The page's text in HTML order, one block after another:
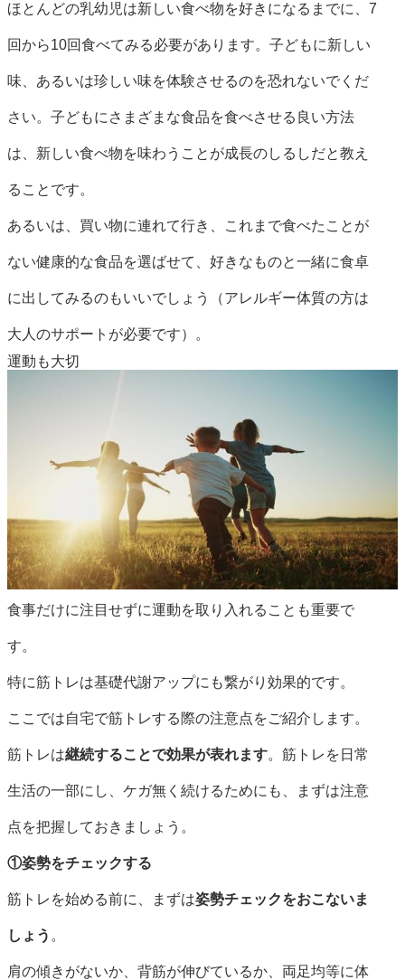
ほとんどの乳幼児は新しい食べ物を好きになるまでに、7
回から10回食べてみる必要があります。子どもに新しい
味、あるいは珍しい味を体験させるのを恐れないでくだ
さい。子どもにさまざまな食品を食べさせる良い方法
は、新しい食べ物を味わうことが成長のしるしだと教え
ることです。
あるいは、買い物に連れて行き、これまで食べたことが
ない健康的な食品を選ばせて、好きなものと一緒に食卓
に出してみるのもいいでしょう（アレルギー体質の方は
大人のサポートが必要です）。
運動も大切
食事だけに注目せずに運動を取り入れることも重要で
す。
特に筋トレは基礎代謝アップにも繋がり効果的です。
ここでは自宅で筋トレする際の注意点をご紹介します。
筋トレは継続することで効果が表れます。筋トレを日常
生活の一部にし、ケガ無く続けるためにも、まずは注意
点を把握しておきましょう。
①姿勢をチェックする
筋トレを始める前に、まずは姿勢チェックをおこないま
しょう 。
肩の傾きがないか、背筋が伸びているか、両足均等に体